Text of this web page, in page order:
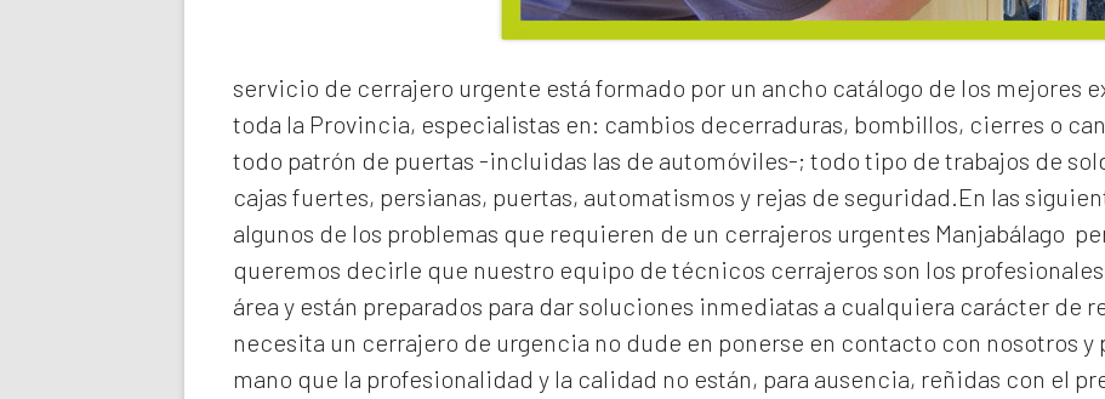
servicio de cerrajero urgente está formado por un ancho catálogo de los mejores
toda la Provincia, especialistas en: cambios decerraduras, bombillos, cierres o
todo patrón de puertas -incluidas las de automóviles-; todo tipo de trabajos de
cajas fuertes, persianas, puertas, automatismos y rejas de seguridad.En las
algunos de los problemas que requieren de un cerrajeros urgentes Manjabálago
queremos decirle que nuestro equipo de técnicos cerrajeros son los
área y están preparados para dar soluciones inmediatas a cualquiera carácter de
necesita un cerrajero de urgencia no dude en ponerse en contacto con nosotros
mano que la profesionalidad y la calidad no están, para ausencia, reñidas con el